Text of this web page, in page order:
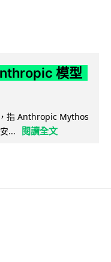
模型
指 Anthropic Mythos
...
閱讀全文